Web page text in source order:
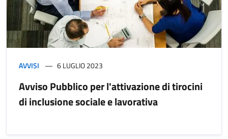
AVVISI 6 LUGLIO 2023
Avviso Pubblico per l'attivazione di tirocini
di inclusione sociale e lavorativa